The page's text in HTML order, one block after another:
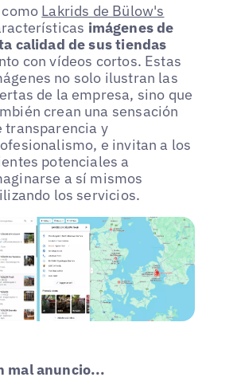
Lakrids de Bülow's
imágenes de
calidad de sus tiendas
con vídeos cortos. Estas
no solo ilustran las
de la empresa, sino que
crean una sensación
transparencia y
e invitan a los
potenciales a
a sí mismos
los servicios.
mal anuncio...